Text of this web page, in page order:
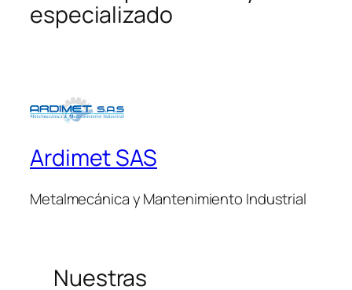
especializado
Ardimet SAS
Metalmecánica y Mantenimiento Industrial
Nuestras